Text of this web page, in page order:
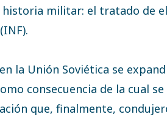
militar: el tratado de
la Unión Soviética se
consecuencia de la cual
que, finalmente,